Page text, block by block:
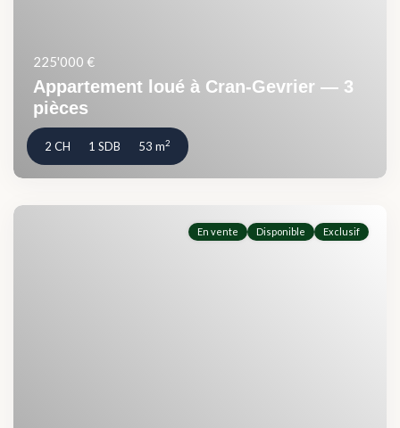
225'000 €
Appartement loué à Cran-Gevrier — 3
pièces
2 CH 1 SDB 53 m2
En vente Disponible Exclusif